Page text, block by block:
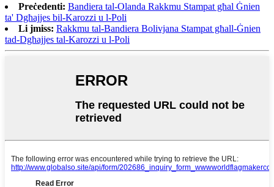
Preċedenti: Bandiera tal-Olanda Rakkmu Stampat għal Ġnien
ta' Dgħajjes bil-Karozzi u l-Poli
Li jmiss: Rakkmu tal-Bandiera Bolivjana Stampat għall-Ġnien
tad-Dgħajjes tal-Karozzi u l-Poli